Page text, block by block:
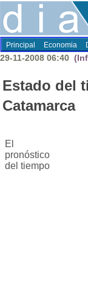
Principal Economia
29-11-2008 06:40
Estado del
Catamarca
El
pronóstico
del tiempo